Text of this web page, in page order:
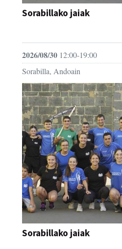
Sorabillako jaiak
2026/08/30 12:00-19:00
Sorabilla, Andoain
Sorabillako jaiak